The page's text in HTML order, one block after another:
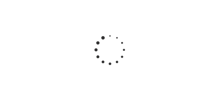
Винтовой
компрессор